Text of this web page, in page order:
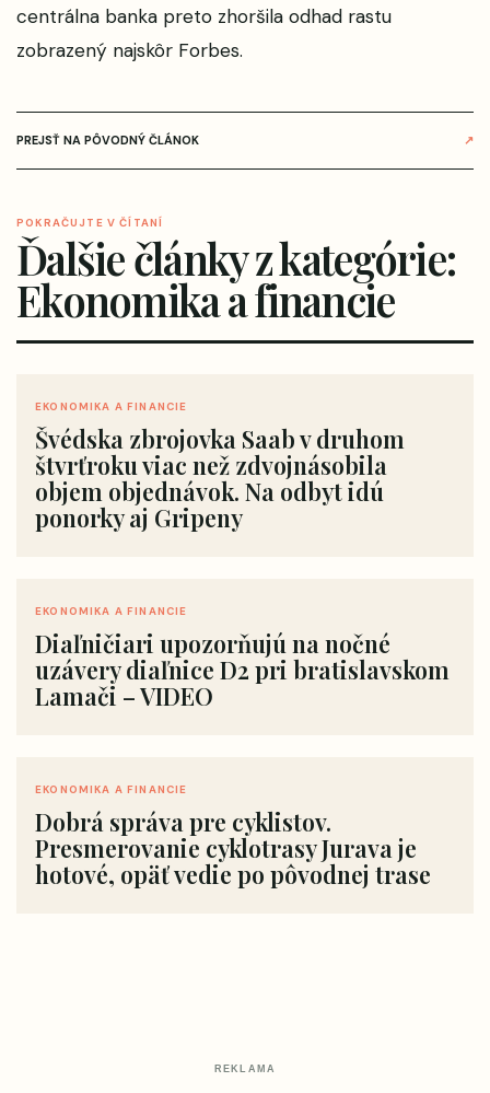
centrálna banka preto zhoršila odhad rastu
zobrazený najskôr Forbes.
PREJSŤ NA PÔVODNÝ ČLÁNOK ↗
POKRAČUJTE V ČÍTANÍ
Ďalšie články z kategórie:
Ekonomika a financie
EKONOMIKA A FINANCIE
Švédska zbrojovka Saab v druhom
štvrťroku viac než zdvojnásobila
objem objednávok. Na odbyt idú
ponorky aj Gripeny
EKONOMIKA A FINANCIE
Diaľničiari upozorňujú na nočné
uzávery diaľnice D2 pri bratislavskom
Lamači – VIDEO
EKONOMIKA A FINANCIE
Dobrá správa pre cyklistov.
Presmerovanie cyklotrasy Jurava je
hotové, opäť vedie po pôvodnej trase
REKLAMA